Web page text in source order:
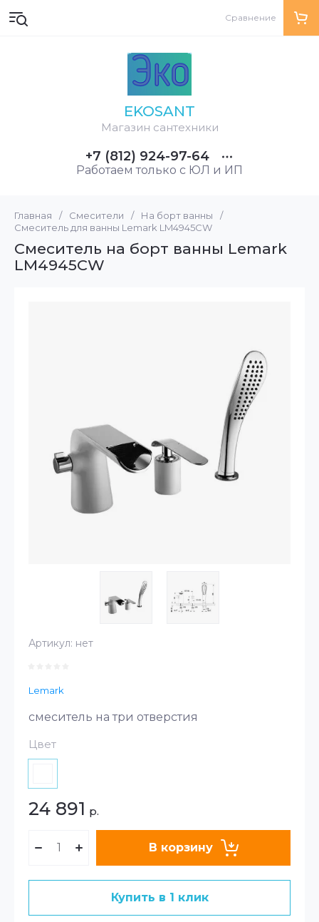
EKOSANT
Магазин сантехники
+7 (812) 924-97-64
Работаем только с ЮЛ и ИП
Сравнение
Главная / Смесители / На борт ванны
/
Смеситель для ванны Lemark LM4945CW
Смеситель на борт ванны Lemark
LM4945CW
Артикул: нет
Lemark
смеситель на три отверстия
Цвет
24 891 р.
В корзину
Купить в 1 клик